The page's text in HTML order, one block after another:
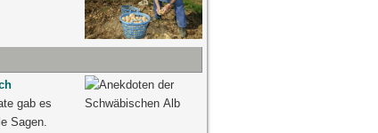
gab es
Sagen.